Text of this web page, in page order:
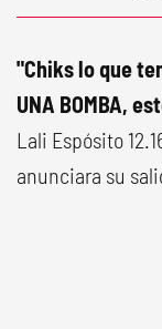
"Chiks lo que
UNA BOMBA,
Lali Espósito
anunciara su